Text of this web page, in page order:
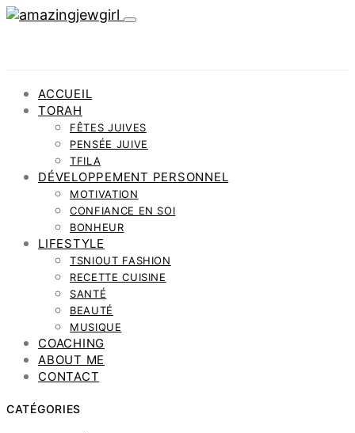
ACCUEIL
TORAH
FÊTES JUIVES
PENSÉE JUIVE
TFILA
DÉVELOPPEMENT PERSONNEL
MOTIVATION
CONFIANCE EN SOI
BONHEUR
LIFESTYLE
TSNIOUT FASHION
RECETTE CUISINE
SANTÉ
BEAUTÉ
MUSIQUE
COACHING
ABOUT ME
CONTACT
CATÉGORIES